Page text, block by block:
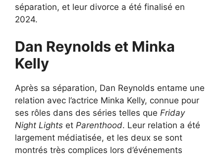
séparation, et leur divorce a été finalisé en
2024.
Dan Reynolds et Minka
Kelly
Après sa séparation, Dan Reynolds entame une
relation avec l’actrice Minka Kelly, connue pour
ses rôles dans des séries telles que Friday
Night Lights et Parenthood. Leur relation a été
largement médiatisée, et les deux se sont
montrés très complices lors d’événements